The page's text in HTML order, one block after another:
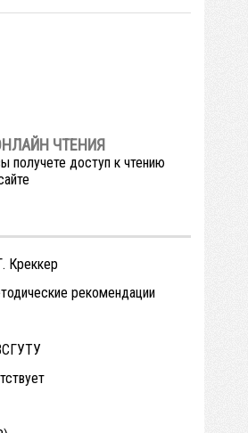
ЧТЕНИЯ
получете доступ к чтению
Креккер
рекомендации